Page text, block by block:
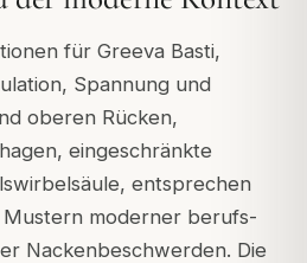
für Greeva Basti,
Spannung und
oberen Rücken,
eingeschränkte
entsprechen
moderner berufs-
Nackenbeschwerden. Die